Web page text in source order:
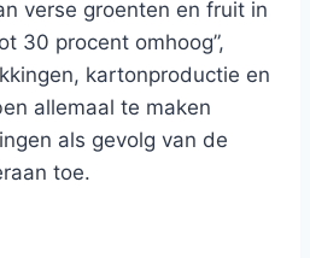
verse groenten en fruit in
30 procent omhoog”,
kartonproductie en
allemaal te maken
als gevolg van de
toe.